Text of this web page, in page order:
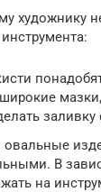
художнику
заливку
овальные
В
на